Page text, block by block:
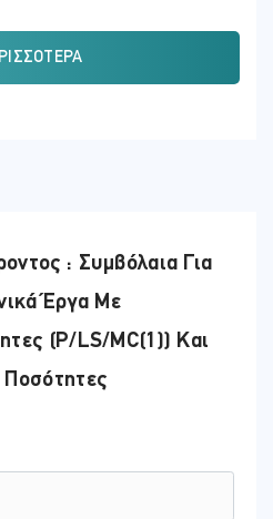
: Συμβόλαια Για
Έργα Με
(P/LS/MC(1)) Και